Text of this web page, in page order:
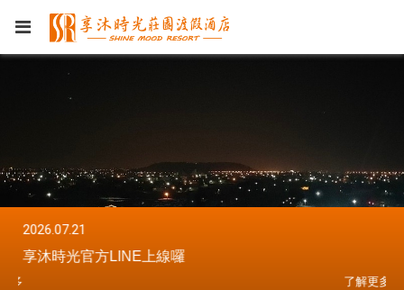
多
2026.07.21
享沐時光官方LINE上線囉
了解更多